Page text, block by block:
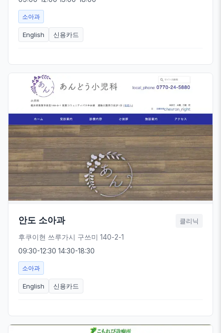
소아과
English 신용카드
안도 소아과 클리닉
후쿠이현 쓰루가시 구쓰미 140-2-1
09:30-12:30 14:30-18:30
소아과
English 신용카드